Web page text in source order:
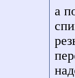
а